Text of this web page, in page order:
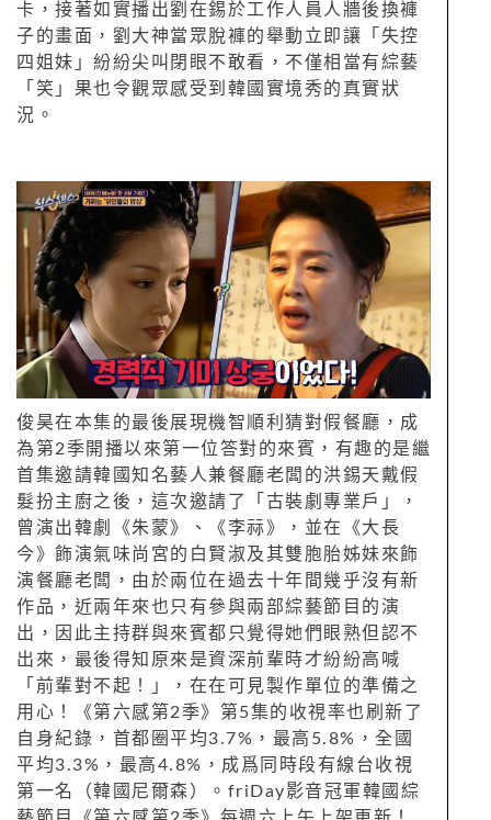
卡，接著如實播出劉在錫於工作人員人牆後換褲
子的畫面，劉大神當眾脫褲的舉動立即讓「失控
四姐妹」紛紛尖叫閉眼不敢看，不僅相當有綜藝
「笑」果也令觀眾感受到韓國實境秀的真實狀
況。
俊昊在本集的最後展現機智順利猜對假餐廳，成
為第2季開播以來第一位答對的來賓，有趣的是繼
首集邀請韓國知名藝人兼餐廳老闆的洪錫天戴假
髮扮主廚之後，這次邀請了「古裝劇專業戶」，
曾演出韓劇《朱蒙》、《李祘》，並在《大長
今》飾演氣味尚宮的白賢淑及其雙胞胎姊妹來飾
演餐廳老闆，由於兩位在過去十年間幾乎沒有新
作品，近兩年來也只有參與兩部綜藝節目的演
出，因此主持群與來賓都只覺得她們眼熟但認不
出來，最後得知原來是資深前輩時才紛紛高喊
「前輩對不起！」，在在可見製作單位的準備之
用心！《第六感第2季》第5集的收視率也刷新了
自身紀錄，首都圈平均3.7%，最高5.8%，全國
平均3.3%，最高4.8%，成爲同時段有線台收視
第一名（韓國尼爾森）。friDay影音冠軍韓國綜